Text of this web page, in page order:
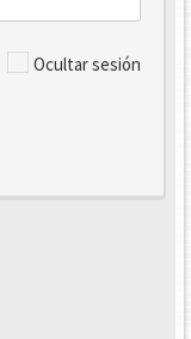
Ocultar sesión